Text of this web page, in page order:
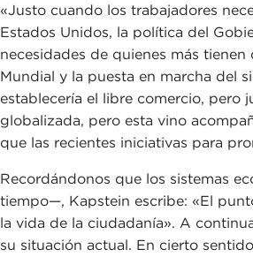
«Justo cuando los trabajadores
Estados Unidos, la política del
necesidades de quienes más
Mundial y la puesta en marcha del
establecería el libre comercio, pero
globalizada, pero esta vino
que las recientes iniciativas para
Recordándonos que los sistemas
tiempo—, Kapstein escribe: «El
la vida de la ciudadanía». A
su situación actual. En cierto